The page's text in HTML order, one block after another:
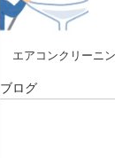
エアコンクリーニ
ブログ